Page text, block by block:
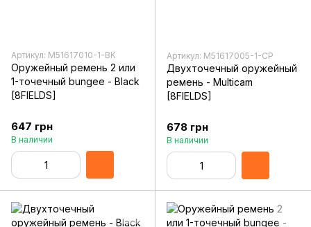
Артикул: M51617010-1-BK
Оружейный ремень 2 или
1-точечный bungee - Black
[8FIELDS]
647 грн
В наличии
Артикул: M51617005-1-CP
Двухточечный оружейный
ремень - Multicam
[8FIELDS]
678 грн
В наличии